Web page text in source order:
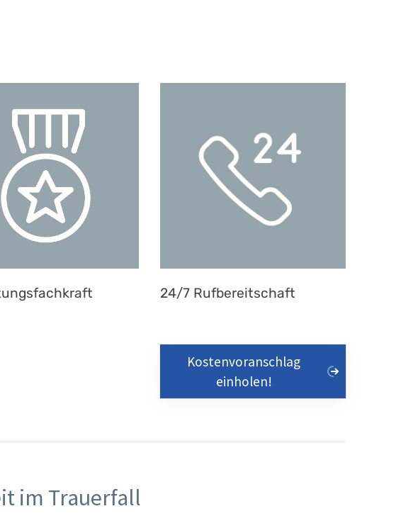
24/7 Rufbereitschaft
Kostenvoranschlag
einholen!
im Trauerfall